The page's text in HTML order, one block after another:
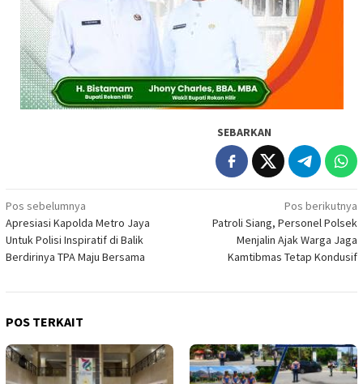
SEBARKAN
Navigasi
pos
Pos sebelumnya
Apresiasi Kapolda Metro Jaya
Untuk Polisi Inspiratif di Balik
Berdirinya TPA Maju Bersama
Pos berikutnya
Patroli Siang, Personel Polsek
Menjalin Ajak Warga Jaga
Kamtibmas Tetap Kondusif
POS TERKAIT